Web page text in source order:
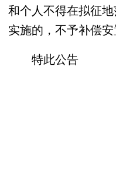
和个人不得在拟征
实施的，不予补偿安
特此公告